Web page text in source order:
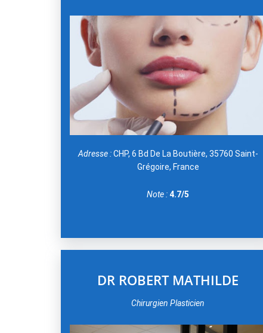
Adresse :CHP, 6 Bd De La Boutière, 35760 Saint-
Grégoire, France
Note : 4.7/5
DR ROBERT MATHILDE
Chirurgien Plasticien